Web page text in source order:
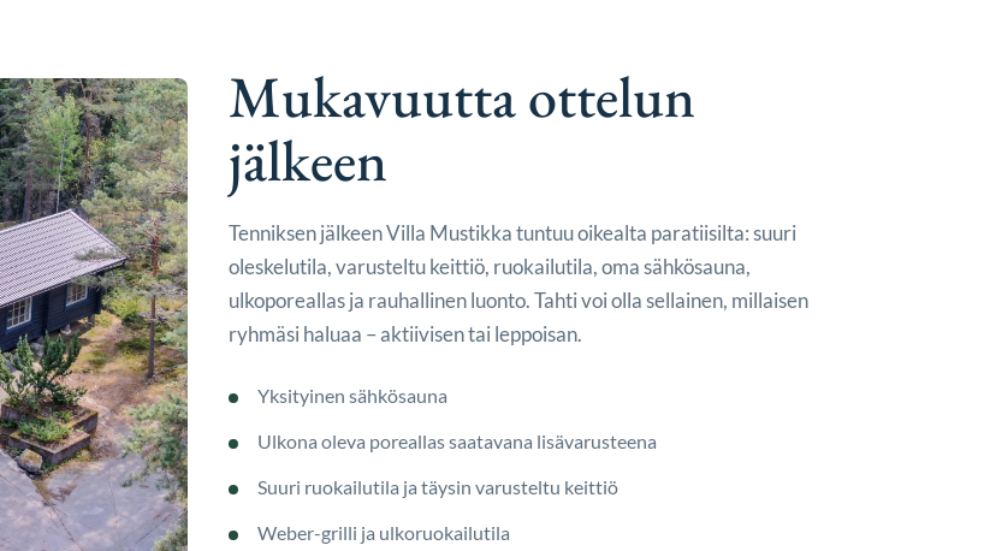
Mukavuutta ottelun
jälkeen
Tenniksen jälkeen Villa Mustikka tuntuu oikealta paratiisilta: suuri
oleskelutila, varusteltu keittiö, ruokailutila, oma sähkösauna,
ulkoporeallas ja rauhallinen luonto. Tahti voi olla sellainen, millaisen
ryhmäsi haluaa – aktiivisen tai leppoisan.
Yksityinen sähkösauna
Ulkona oleva poreallas saatavana lisävarusteena
Suuri ruokailutila ja täysin varusteltu keittiö
Weber-grilli ja ulkoruokailutila